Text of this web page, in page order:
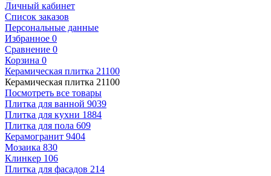
Личный кабинет
Список заказов
Персональные данные
Избранное 0
Сравнение 0
Корзина 0
Керамическая плитка 21100
Керамическая плитка 21100
Посмотреть все товары
Плитка для ванной 9039
Плитка для кухни 1884
Плитка для пола 609
Керамогранит 9404
Мозаика 830
Клинкер 106
Плитка для фасадов 214